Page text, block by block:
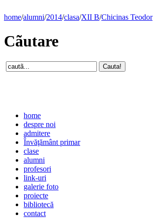
home/alumni/2014/clasa/XII B/Chicinas Teodor
Cãutare
home
despre noi
admitere
Învăţământ primar
clase
alumni
profesori
link-uri
galerie foto
proiecte
bibliotecă
contact